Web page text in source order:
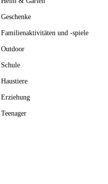
Geschenke
Familienaktivitäten und -spiele
Outdoor
Schule
Haustiere
Erziehung
Teenager